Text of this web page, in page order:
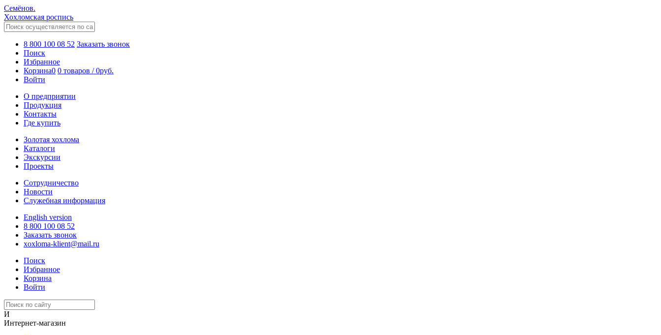
Семёнов.
Хохломская роспись
8 800 100 08 52 Заказать звонок
Поиск
Избранное
Корзина0 0 товаров /0руб.
Войти
О предприятии
Продукция
Контакты
Где купить
Золотая хохлома
Каталоги
Экскурсии
Проекты
Сотрудничество
Новости
Служебная информация
English version
8 800 100 08 52
Заказать звонок
xoxloma-klient@mail.ru
Поиск
Избранное
Корзина
Войти
И
Интернет-магазин